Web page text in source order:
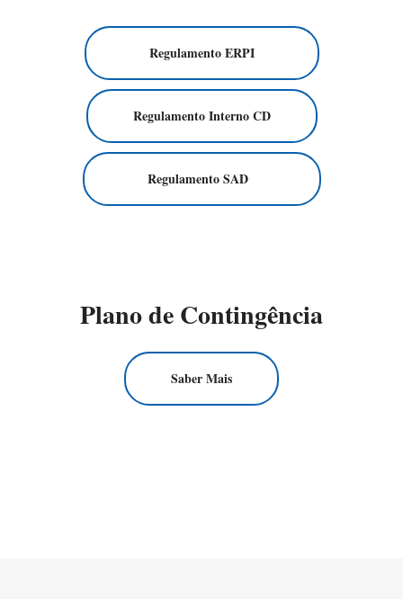
Regulamento ERPI
Regulamento Interno CD
Regulamento SAD
Plano de Contingência
Saber Mais